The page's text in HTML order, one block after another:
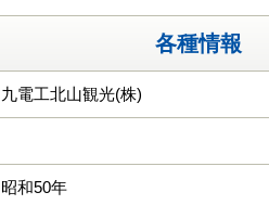
各種情報
九電工北山観光(株)
昭和50年